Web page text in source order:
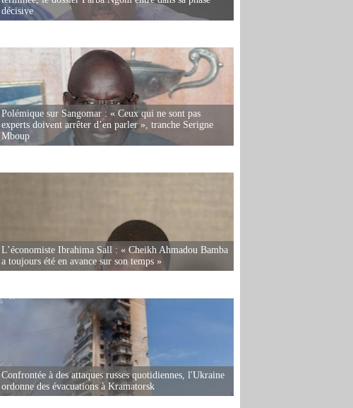
décisive
Polémique sur Sangomar : « Ceux qui ne sont pas
experts doivent arrêter d’en parler », tranche Serigne
Mboup
L’économiste Ibrahima Sall : « Cheikh Ahmadou Bamba
a toujours été en avance sur son temps »
Confrontée à des attaques russes quotidiennes, l'Ukraine
ordonne des évacuations à Kramatorsk